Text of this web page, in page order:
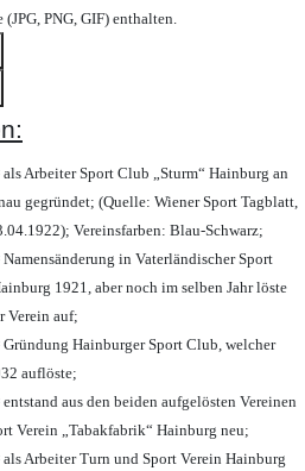
PNG, GIF) enthalten.
als Arbeiter Sport Club „Sturm“ Hainburg an
gegründet; (Quelle: Wiener Sport Tagblatt,
Vereinsfarben: Blau-Schwarz;
Namensänderung in Vaterländischer Sport
1921, aber noch im selben Jahr löste
Verein auf;
Gründung Hainburger Sport Club, welcher
auflöste;
entstand aus den beiden aufgelösten Vereinen
Verein „Tabakfabrik“ Hainburg neu;
als Arbeiter Turn und Sport Verein Hainburg